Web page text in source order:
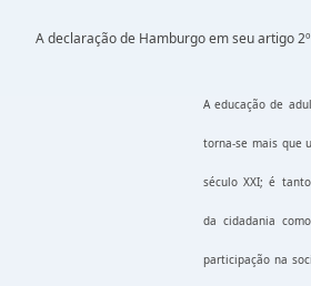
A declaração de Hamburgo em seu artigo
A educação de
torna-se mais que
século XXI; é
da cidadania
participação na